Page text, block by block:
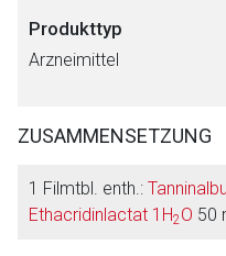
Produkttyp
Arzneimittel
ZUSAMMENSETZUNG
1 Filmtbl. enth.:
Ethacridinlactat 1H2O 50
Aufruf einer